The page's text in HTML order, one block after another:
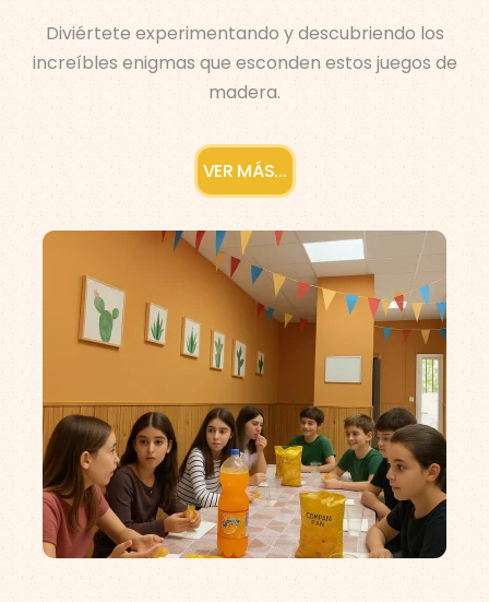
Diviértete experimentando y descubriendo los
increíbles enigmas que esconden estos juegos de
madera.
VER MÁS...